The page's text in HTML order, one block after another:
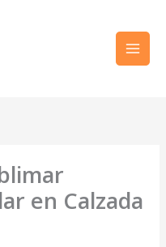
en Calzada